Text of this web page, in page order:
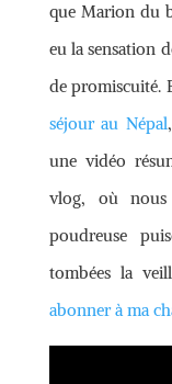
que Marion du
eu la sensation
de promiscuité.
séjour au Népal
une vidéo
vlog, où nous
poudreuse
tombées la
abonner à ma